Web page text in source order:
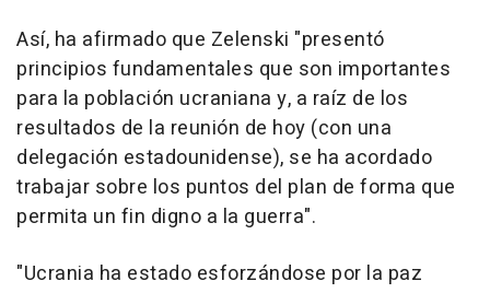
Así, ha afirmado que Zelenski "presentó
principios fundamentales que son importantes
para la población ucraniana y, a raíz de los
resultados de la reunión de hoy (con una
delegación estadounidense), se ha acordado
trabajar sobre los puntos del plan de forma que
permita un fin digno a la guerra".
"Ucrania ha estado esforzándose por la paz